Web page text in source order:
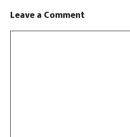
Leave a Comment